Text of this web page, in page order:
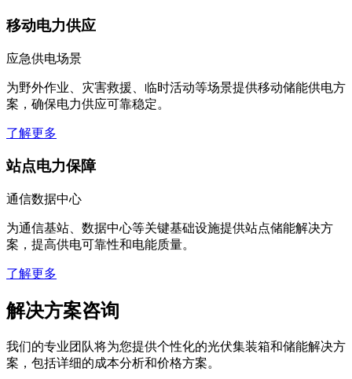
移动电力供应
应急供电场景
为野外作业、灾害救援、临时活动等场景提供移动储能供电方
案，确保电力供应可靠稳定。
了解更多
站点电力保障
通信数据中心
为通信基站、数据中心等关键基础设施提供站点储能解决方
案，提高供电可靠性和电能质量。
了解更多
解决方案咨询
我们的专业团队将为您提供个性化的光伏集装箱和储能解决方
案，包括详细的成本分析和价格方案。